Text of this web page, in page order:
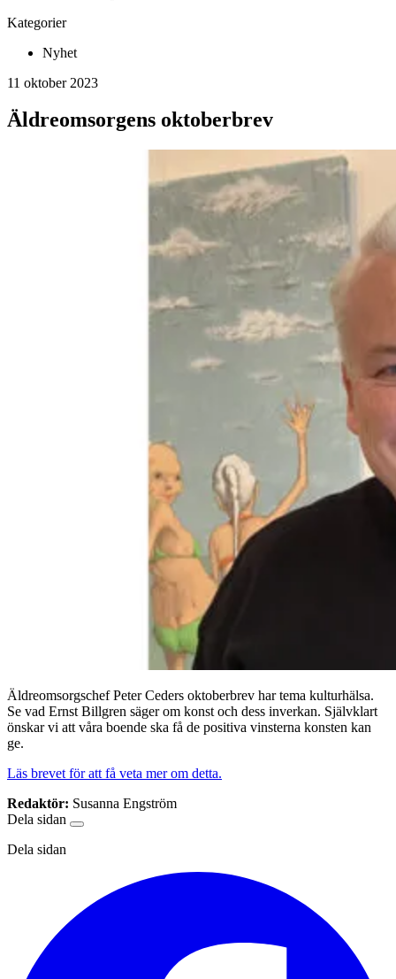
Kategorier
Nyhet
11 oktober 2023
Äldreomsorgens oktoberbrev
Äldreomsorgschef Peter Ceders oktoberbrev har tema kulturhälsa.
Se vad Ernst Billgren säger om konst och dess inverkan. Självklart
önskar vi att våra boende ska få de positiva vinsterna konsten kan
ge.
Läs brevet för att få veta mer om detta.
Redaktör: Susanna Engström
Dela sidan
Dela sidan